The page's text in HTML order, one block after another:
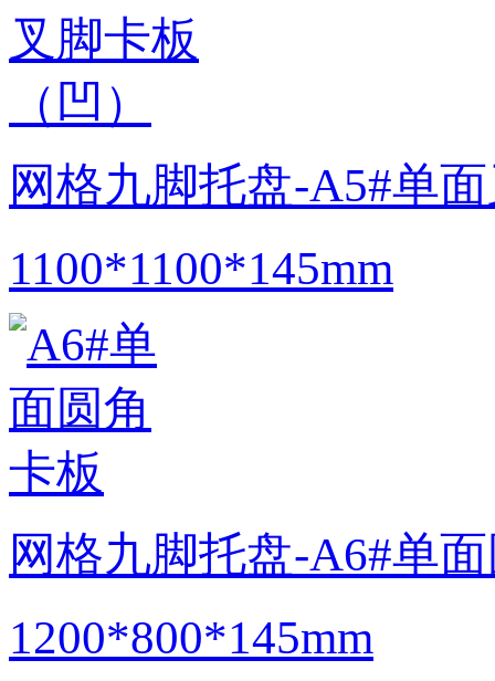
网格九脚托盘-A5#单
1100*1100*145mm
网格九脚托盘-A6#单
1200*800*145mm